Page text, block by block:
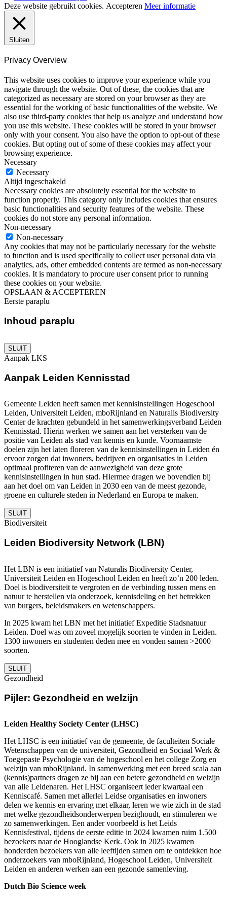
Deze website gebruikt cookies. Accepteren Meer informatie
Sluiten
Privacy Overview
This website uses cookies to improve your experience while you
navigate through the website. Out of these, the cookies that are
categorized as necessary are stored on your browser as they are
essential for the working of basic functionalities of the website. We
also use third-party cookies that help us analyze and understand how
you use this website. These cookies will be stored in your browser
only with your consent. You also have the option to opt-out of these
cookies. But opting out of some of these cookies may affect your
browsing experience.
Necessary
Necessary
Altijd ingeschakeld
Necessary cookies are absolutely essential for the website to
function properly. This category only includes cookies that ensures
basic functionalities and security features of the website. These
cookies do not store any personal information.
Non-necessary
Non-necessary
Any cookies that may not be particularly necessary for the website
to function and is used specifically to collect user personal data via
analytics, ads, other embedded contents are termed as non-necessary
cookies. It is mandatory to procure user consent prior to running
these cookies on your website.
OPSLAAN & ACCEPTEREN
Eerste paraplu
Inhoud paraplu
SLUIT
Aanpak LKS
Aanpak Leiden Kennisstad
Gemeente Leiden heeft samen met kennisinstellingen Hogeschool
Leiden, Universiteit Leiden, mboRijnland en Naturalis Biodiversity
Center de krachten gebundeld in het samenwerkingsverband Leiden
Kennisstad. Hierin werken we samen aan het versterken van de
positie van Leiden als stad van kennis en kunde. Voornaamste
doelen zijn het laten floreren van de kennisinstellingen in Leiden én
ervoor zorgen dat inwoners, bedrijven en organisaties in Leiden
optimaal profiteren van de aanwezigheid van deze grote
kennisinstellingen in hun stad. Hiermee dragen we bovendien bij
aan het doel om van Leiden in 2030 een van de meest gezonde,
groene en culturele steden in Nederland en Europa te maken.
SLUIT
Biodiversiteit
Leiden Biodiversity Network (LBN)
Het LBN is een initiatief van Naturalis Biodiversity Center,
Universiteit Leiden en Hogeschool Leiden en heeft zo’n 200 leden.
Doel is biodiversiteit te vergroten en de verbinding tussen mens en
natuur te herstellen via onderzoek, kennisdeling en het betrekken
van burgers, beleidsmakers en wetenschappers.
In 2025 kwam het LBN met het initiatief Expeditie Stadsnatuur
Leiden. Doel was om zoveel mogelijk soorten te vinden in Leiden.
1300 inwoners en studenten deden mee en vonden samen >2000
soorten.
SLUIT
Gezondheid
Pijler: Gezondheid en welzijn
Leiden Healthy Society Center (LHSC)
Het LHSC is een initiatief van de gemeente, de faculteiten Sociale
Wetenschappen van de universiteit, Gezondheid en Sociaal Werk &
Toegepaste Psychologie van de hogeschool en het college Zorg en
welzijn van mboRijnland. In samenwerking met een breed scala aan
(kennis)partners dragen ze bij aan een betere gezondheid en welzijn
van alle Leidenaren. Het LHSC organiseert ieder kwartaal een
Kenniscafé. Samen met allerlei Leidse organisaties en inwoners
delen we kennis en ervaring met elkaar, leren we wie zich in de stad
met welke gezondheidsonderwerpen bezighoudt, en stimuleren we
zo samenwerkingen. Een ander voorbeeld is het Leids
Kennisfestival, tijdens de eerste editie in 2024 kwamen ruim 1.500
bezoekers naar de Hooglandse Kerk. Ook in 2025 kwamen
honderden bezoekers van alle leeftijden samen om te ontdekken hoe
onderzoekers van mboRijnland, Hogeschool Leiden, Universiteit
Leiden en anderen werken aan een gezonde samenleving.
Dutch Bio Science week